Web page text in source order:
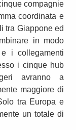
compagnie
coordinata e
tra Giappone ed
in modo
i collegamenti
i cinque hub
avranno a
maggiore di
tra Europa e
un totale di